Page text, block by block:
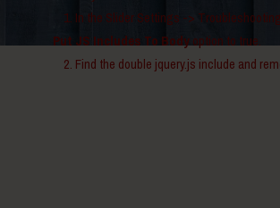
1. In the Slider Settings ->
Put JS Includes To Bodyoption to true.
2. Find the double jquery.js include and